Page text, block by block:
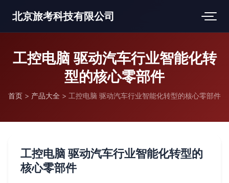
北京旅考科技有限公司
工控电脑 驱动汽车行业智能化转
型的核心零部件
首页 > 产品大全 > 工控电脑 驱动汽车行业智能化转型的核心零部件
工控电脑 驱动汽车行业智能化转型的
核心零部件